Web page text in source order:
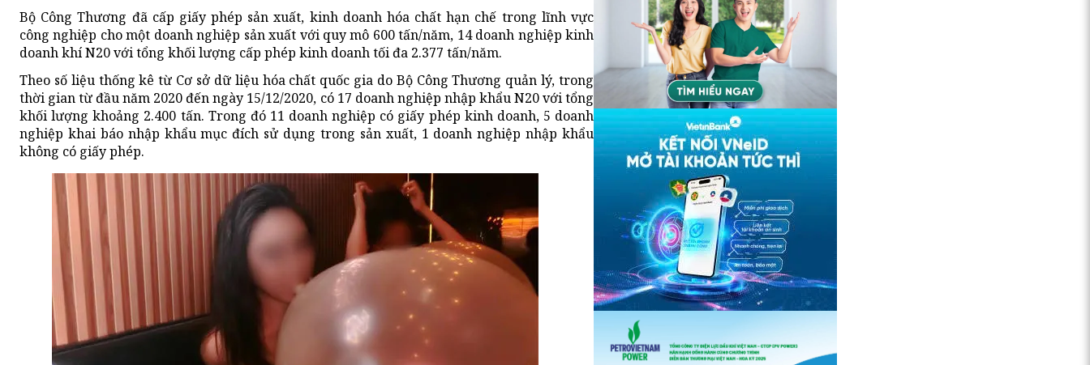
Bộ Công Thương đã cấp giấy phép sản xuất, kinh doanh hóa chất hạn chế trong lĩnh vực
công nghiệp cho một doanh nghiệp sản xuất với quy mô 600 tấn/năm, 14 doanh nghiệp kinh
doanh khí N20 với tổng khối lượng cấp phép kinh doanh tối đa 2.377 tấn/năm.
Theo số liệu thống kê từ Cơ sở dữ liệu hóa chất quốc gia do Bộ Công Thương quản lý, trong
thời gian từ đầu năm 2020 đến ngày 15/12/2020, có 17 doanh nghiệp nhập khẩu N20 với tổng
khối lượng khoảng 2.400 tấn. Trong đó 11 doanh nghiệp có giấy phép kinh doanh, 5 doanh
nghiệp khai báo nhập khẩu mục đích sử dụng trong sản xuất, 1 doanh nghiệp nhập khẩu
không có giấy phép.